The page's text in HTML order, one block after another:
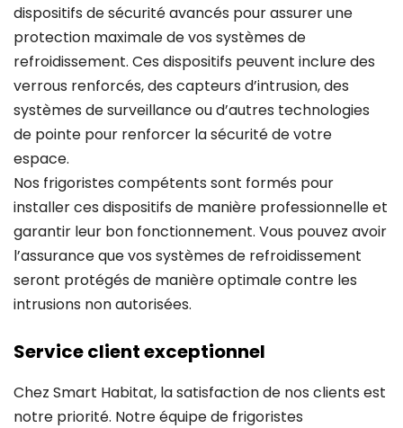
dispositifs de sécurité avancés pour assurer une
protection maximale de vos systèmes de
refroidissement. Ces dispositifs peuvent inclure des
verrous renforcés, des capteurs d’intrusion, des
systèmes de surveillance ou d’autres technologies
de pointe pour renforcer la sécurité de votre
espace.
Nos frigoristes compétents sont formés pour
installer ces dispositifs de manière professionnelle et
garantir leur bon fonctionnement. Vous pouvez avoir
l’assurance que vos systèmes de refroidissement
seront protégés de manière optimale contre les
intrusions non autorisées.
Service client exceptionnel
Chez Smart Habitat, la satisfaction de nos clients est
notre priorité. Notre équipe de frigoristes